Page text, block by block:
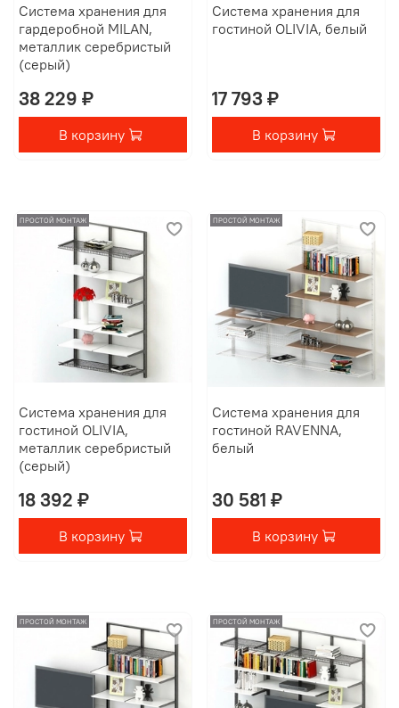
Система хранения для
гардеробной MILAN,
металлик серебристый
(серый)
38 229 ₽
В корзину
Система хранения для
гостиной OLIVIA, белый
17 793 ₽
В корзину
ПРОСТОЙ МОНТАЖ
Система хранения для
гостиной OLIVIA,
металлик серебристый
(серый)
18 392 ₽
В корзину
ПРОСТОЙ МОНТАЖ
Система хранения для
гостиной RAVENNA,
белый
30 581 ₽
В корзину
ПРОСТОЙ МОНТАЖ ПРОСТОЙ МОНТАЖ